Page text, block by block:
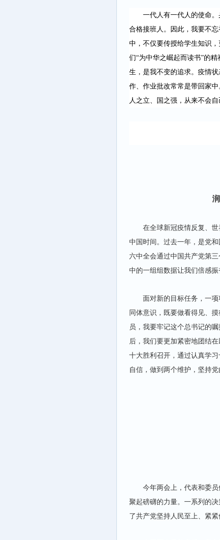
一代人有一代人的使命
合格接班人。因此， 我要不
中，不仅要传授给学生知识
们“为中华之崛起而读书”的
生，是我不变的追求。疫情
作、作业批改常常是带回家
人之立、国之强，从来不会
在全球新冠疫情反复、
中国时间。过去一年，是党
六中全会通过中国共产党第
中的一组组数据让我们倍感振
面对新的目标任务，一
同体意识，既要做看得见、
员，我要牢记这个总书记的
后，我们要更加紧密地团结
十大胜利召开，通过认真学
自信，做到两个维护，坚持
今年两会上，代表和委
聚起磅礴的力量。一系列的
了共产党坚持人民至上、紧